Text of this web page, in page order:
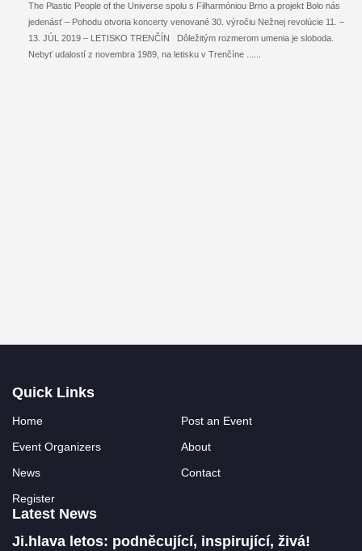
The Plastic People of the Universe spolu s Filharmóniou Brno a projekt Bolo nás
jedenásť – Pohodu otvoria koncerty venované 30. výročiu Nežnej revolúcie 11. –
13. JÚL 2019 – LETISKO TRENČÍN Dôležitým rozmerom umenia je sloboda.
Nebyť udalostí z novembra 1989, na letisku v Trenčíne ...
Quick Links
Home
Post an Event
Event Organizers
About
News
Contact
Register
Latest News
Ji.hlava letos: podněcující, inspirující, živá!